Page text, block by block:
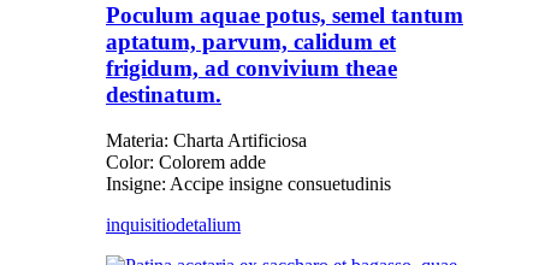
Poculum aquae potus, semel tantum
aptatum, parvum, calidum et
frigidum, ad convivium theae
destinatum.
Materia: Charta Artificiosa
Color: Colorem adde
Insigne: Accipe insigne consuetudinis
inquisitiodetalium